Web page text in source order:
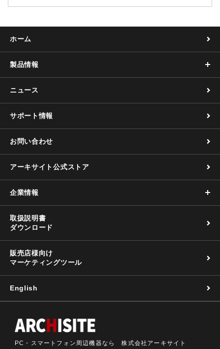
ホーム
製品情報
ニュース
サポート情報
お問い合わせ
アーキサイト公式ストア
企業情報
取扱説明書
ダウンロード
販売店様向け
マーケティングツール
English
PC・スマートフォン周辺機器なら 株式会社アーキサイト